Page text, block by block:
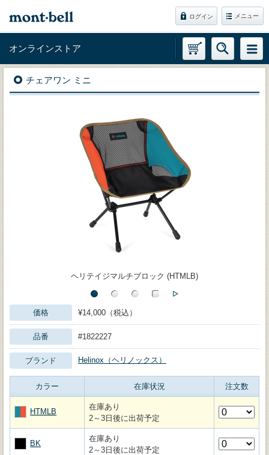
ログイン メニュー
オンラインストア
チェアワン ミニ
ヘリテイジマルチブロック (HTMLB)
価格 ¥14,000（税込）
品番 #1822227
ブランド Helinox（ヘリノックス）
カラー 在庫状況 注文数
HTMLB
在庫あり
2～3日後に出荷予定
BK
在庫あり
2～3日後に出荷予定